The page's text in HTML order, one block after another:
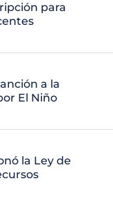
para
a la
El Niño
la Ley de